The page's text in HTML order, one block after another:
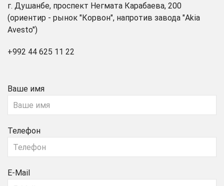
г. Душанбе, проспект Негмата Карабаева, 200
(ориентир - рынок "Корвон", напротив завода "Akia
Avesto")
+992 44 625 11 22
Ваше имя
Телефон
E-Mail